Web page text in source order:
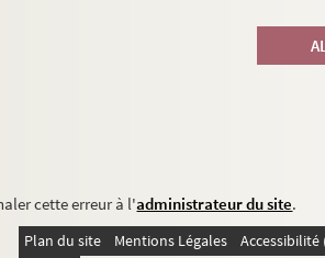
cette erreur à l'administrateur du site.
Plan du site Mentions Légales